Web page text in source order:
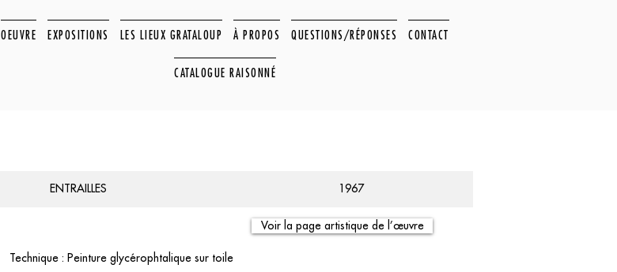
OEUVRE EXPOSITIONS LES LIEUX GRATALOUP À PROPOS QUESTIONS/RÉPONSES CONTACT
CATALOGUE RAISONNÉ
ENTRAILLES 1967
Voir la page artistique de l’œuvre
Technique : Peinture glycérophtalique sur toile